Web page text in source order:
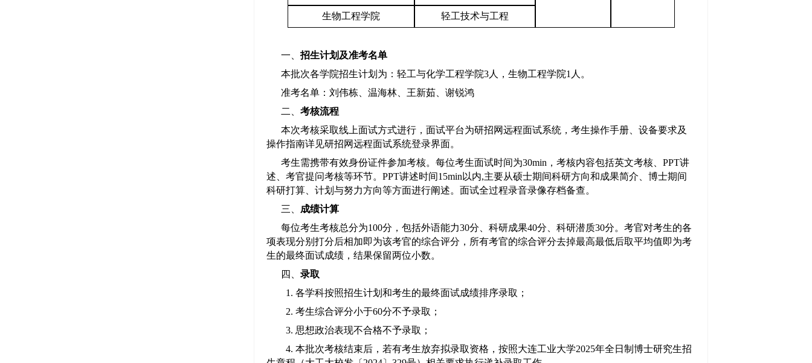
生物工程学院 轻工技术与工程
一、 招生计划及准考名单
本批次各学院招生计划为：轻工与化学工程学院3人，生物工程学院1人。
准考名单：刘伟栋、温海林、王新茹、谢锐鸿
二、 考核流程
本次考核采取线上面试方式进行，面试平台为研招网远程面试系统，考生操作手册、设备要求及
操作指南详见研招网远程面试系统登录界面。
考生需携带有效身份证件参加考核。每位考生面试时间为30min，考核内容包括英文考核、 PPT讲
述、考官提问考核等环节。PPT讲述时间1 5min以内,主要从硕士期间科研方向和成果简介、博士期间
科研打算、计划与努力方向等方面进行阐述。面试全过程录音录像存档备查。
三、 成绩计算
每位考生考核总分为100分，包括外语能力30分、科研成果40分、科研潜质30分。考官对考生的各
项表现分别打分后相加即为该考官的综合评分，所有考官的综合评分去掉最高最低后取平均值即为考
生的最终面试成绩，结果保留两位小数。
四、 录取
1. 各学科按照招生计划和考生的最终面试成绩排序录取；
2. 考生综合评分小于60分不予录取；
3. 思想政治表现不合格不予录取；
4. 本批次考核结束后，若有考生放弃拟录取资格，按照大连工业大学2025年全日制博士研究生招